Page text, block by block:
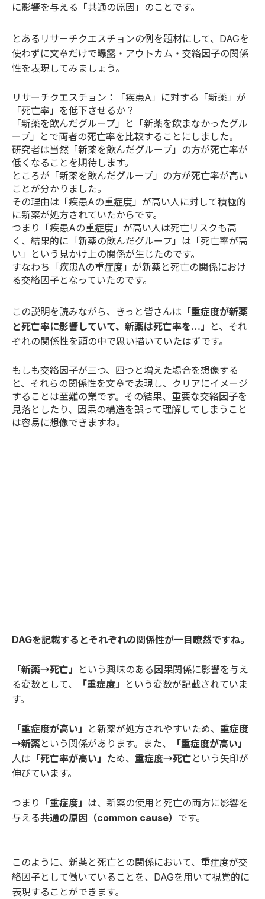
に影響を与える「共通の原因」のことです。
とあるリサーチクエスチョンの例を題材にして、DAGを
使わずに文章だけで曝露・アウトカム・交絡因子の関係
性を表現してみましょう。
リサーチクエスチョン：「疾患A」に対する「新薬」が
「死亡率」を低下させるか？
「新薬を飲んだグループ」と「新薬を飲まなかったグル
ープ」とで両者の死亡率を比較することにしました。
研究者は当然「新薬を飲んだグループ」の方が死亡率が
低くなることを期待します。
ところが「新薬を飲んだグループ」の方が死亡率が高い
ことが分かりました。
その理由は「疾患Aの重症度」が高い人に対して積極的
に新薬が処方されていたからです。
つまり「疾患Aの重症度」が高い人は死亡リスクも高
く、結果的に「新薬の飲んだグループ」は「死亡率が高
い」という見かけ上の関係が生じたのです。
すなわち「疾患Aの重症度」が新薬と死亡の関係におけ
る交絡因子となっていたのです。
この説明を読みながら、きっと皆さんは 「重症度が新薬
と死亡率に影響していて、新薬は死亡率を…」
と、それ
ぞれの関係性を頭の中で思い描いていたはずです。
もしも交絡因子が三つ、四つと増えた場合を想像する
と、それらの関係性を文章で表現し、クリアにイメージ
することは至難の業です。その結果、重要な交絡因子を
見落としたり、因果の構造を誤って理解してしまうこと
は容易に想像できますね。
DAGを記載するとそれぞれの関係性が一目瞭然ですね。
「新薬→死亡」
という興味のある因果関係に影響を与え
る変数として、
「重症度」
という変数が記載されていま
す。
「重症度が高い」 と新薬が処方されやすいため、 重症度
→新薬という関係があります。また、
「重症度が高い」
人は 「死亡率が高い」 ため、 重症度→死亡 という矢印が
伸びています。
つまり 「重症度」 は、新薬の使用と死亡の両方に影響を
与える共通の原因（common cause） です。
このように、新薬と死亡との関係において、重症度が交
絡因子として働いていることを、DAGを用いて視覚的に
表現することができます。